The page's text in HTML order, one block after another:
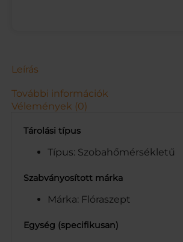
e
n
n
s
g
Leírás
További információk
Vélemények (0)
Tárolási típus
Típus: Szobahőmérsékletű
Szabványosított márka
Márka: Flóraszept
Egység (specifikusan)